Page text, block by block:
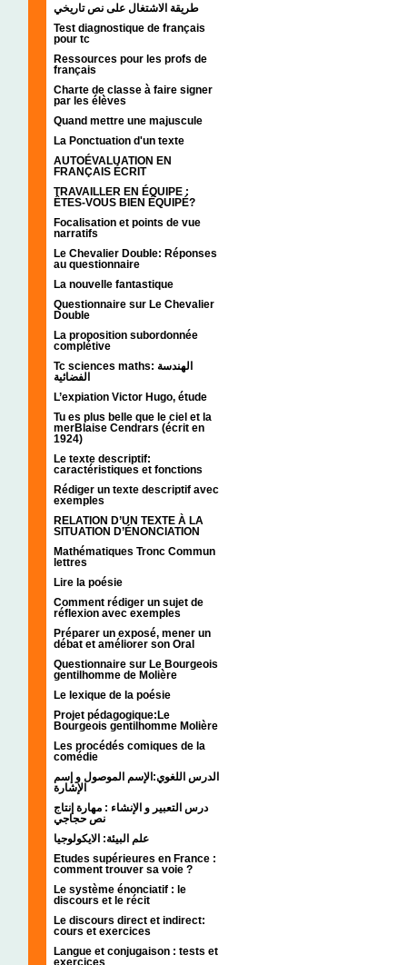
طريقة الاشتغال على نص تاريخي
Test diagnostique de français
pour tc
Ressources pour les profs de
français
Charte de classe à faire signer
par les élèves
Quand mettre une majuscule
La Ponctuation d'un texte
AUTOÉVALUATION EN
FRANÇAIS ÉCRIT
TRAVAILLER EN ÉQUIPE :
ÊTES-VOUS BIEN ÉQUIPÉ?
Focalisation et points de vue
narratifs
Le Chevalier Double: Réponses
au questionnaire
La nouvelle fantastique
Questionnaire sur Le Chevalier
Double
La proposition subordonnée
complétive
Tc sciences maths: الهندسة
الفضائية
L’expiation Victor Hugo, étude
Tu es plus belle que le ciel et la
merBlaise Cendrars (écrit en
1924)
Le texte descriptif:
caractéristiques et fonctions
Rédiger un texte descriptif avec
exemples
RELATION D’UN TEXTE À LA
SITUATION D’ÉNONCIATION
Mathématiques Tronc Commun
lettres
Lire la poésie
Comment rédiger un sujet de
réflexion avec exemples
Préparer un exposé, mener un
débat et améliorer son Oral
Questionnaire sur Le Bourgeois
gentilhomme de Molière
Le lexique de la poésie
Projet pédagogique:Le
Bourgeois gentilhomme Molière
Les procédés comiques de la
comédie
الدرس اللغوي:الإسم الموصول و إسم
الإشارة
درس التعبير و الإنشاء : مهارة إنتاج
نص حجاجي
علم البيئة: الايكولوجيا
Etudes supérieures en France :
comment trouver sa voie ?
Le système énonciatif : le
discours et le récit
Le discours direct et indirect:
cours et exercices
Langue et conjugaison : tests et
exercices